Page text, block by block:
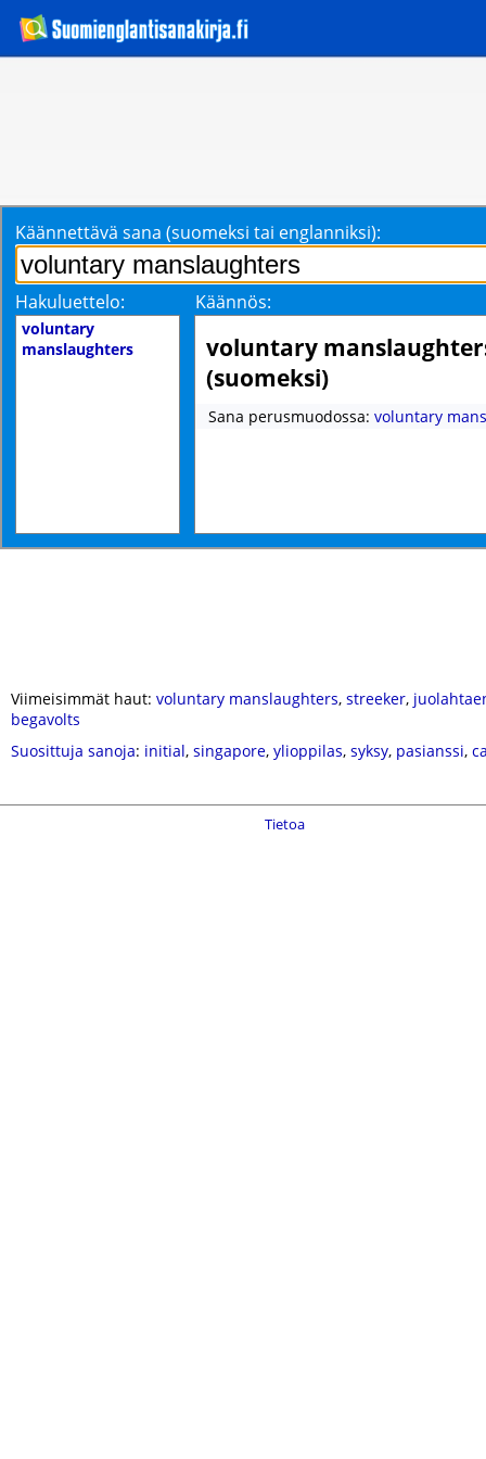
Käännettävä sana (suomeksi tai englanniksi):
Hakuluettelo: Käännös:
voluntary
manslaughters
voluntary
(suomeksi)
Sana perusmuodossa: voluntary
Viimeisimmät haut: voluntary manslaughters, streeker,
begavolts
Suosittuja sanoja: initial, singapore, ylioppilas, syksy, pasianssi,
Tietoa